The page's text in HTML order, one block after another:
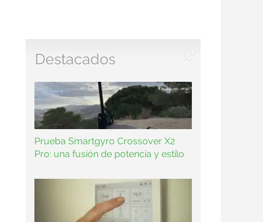
Destacados
Prueba Smartgyro Crossover X2
Pro: una fusión de potencia y estilo